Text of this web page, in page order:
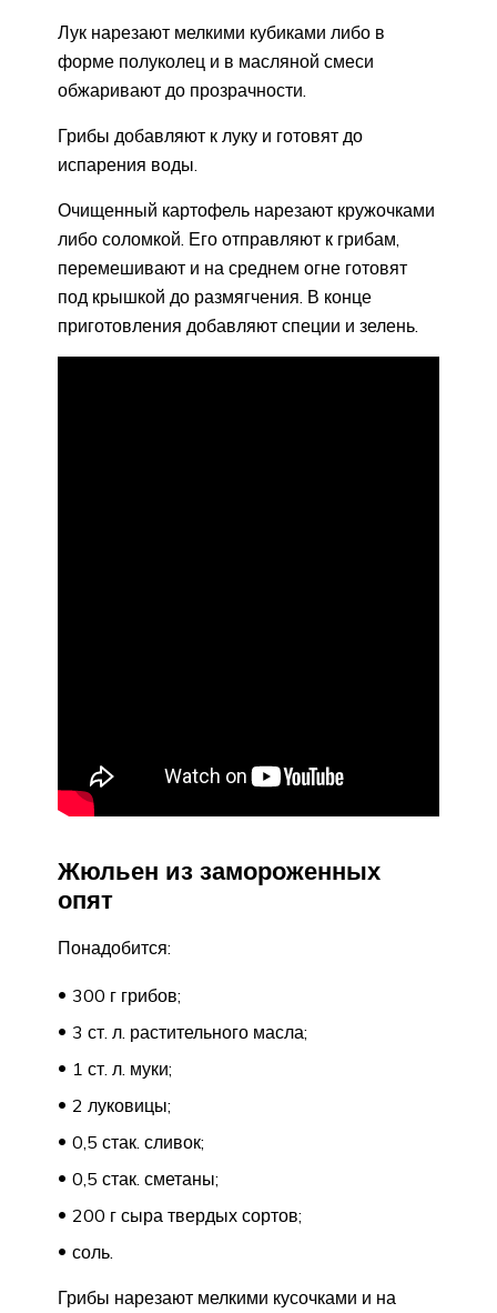
Лук нарезают мелкими кубиками либо в
форме полуколец и в масляной смеси
обжаривают до прозрачности.
Грибы добавляют к луку и готовят до
испарения воды.
Очищенный картофель нарезают кружочками
либо соломкой. Его отправляют к грибам,
перемешивают и на среднем огне готовят
под крышкой до размягчения. В конце
приготовления добавляют специи и зелень.
Жюльен из замороженных
опят
Понадобится:
300 г грибов;
3 ст. л. растительного масла;
1 ст. л. муки;
2 луковицы;
0,5 стак. сливок;
0,5 стак. сметаны;
200 г сыра твердых сортов;
соль.
Грибы нарезают мелкими кусочками и на